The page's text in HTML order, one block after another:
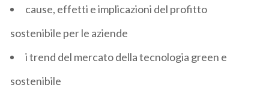
cause, effetti e implicazioni del profitto
sostenibile per le aziende
i trend del mercato della tecnologia green e
sostenibile